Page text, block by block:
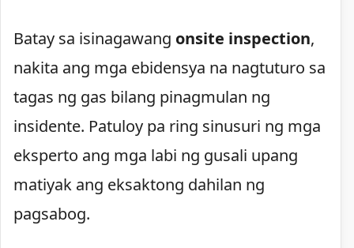
Batay sa isinagawang onsite inspection,
nakita ang mga ebidensya na nagtuturo sa
tagas ng gas bilang pinagmulan ng
insidente. Patuloy pa ring sinusuri ng mga
eksperto ang mga labi ng gusali upang
matiyak ang eksaktong dahilan ng
pagsabog.